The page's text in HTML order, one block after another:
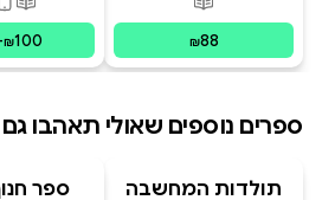
פורמטים זמינים
מודפס
₪88
₪100
ספרים נוספים שאולי תאהבו גם
תולדות המחשבה
ספר